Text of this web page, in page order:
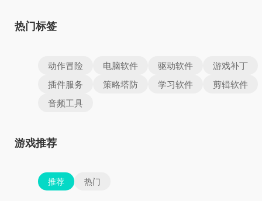
热门标签
动作冒险 电脑软件 驱动软件
游戏补丁
插件服务
策略塔防 学习软件
剪辑软件
音频工具
游戏推荐
推荐 热门